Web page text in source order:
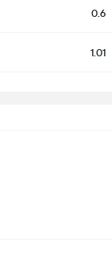
0.6
1.01